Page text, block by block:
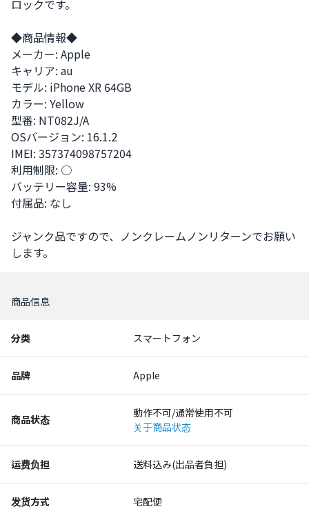
ロックです。
◆商品情報◆
メーカー: Apple
キャリア: au
モデル: iPhone XR 64GB
カラー: Yellow
型番: NT082J/A
OSバージョン: 16.1.2
IMEI: 357374098757204
利用制限: ○
バッテリー容量: 93%
付属品: なし
ジャンク品ですので、ノンクレームノンリターンでお願い
します。
商品信息
分类 スマートフォン
品牌 Apple
商品状态
動作不可/通常使用不可
关于商品状态
运费负担 送料込み(出品者負担)
发货方式 宅配便